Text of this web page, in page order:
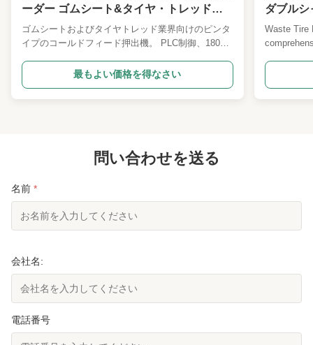
ーダー ゴムシート&タイヤ・トレッド産
業用
ゴムシートおよびタイヤトレッド業界向けのピンタ
イプのコールドフィード押出機。 PLC制御、180kw
サイズが特徴です。優れた耐摩耗性、効率的な混
合、省エネを実現し、世界的な産業用途向けに
ISO9001/CE 認証を取得しています。
最もよい価格を得なさい
ダブルシ
ック製造
Waste Tire
efficient
Tire
問い合わせを送る
名前 *
会社名:
電話番号